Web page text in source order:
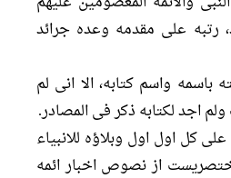
رتبه علی مقدمه وعده جرائد
واسم کتابه، الا انی لم
اجد لکتابه ذکر فی المصادر.
کل اول اول وبلاؤه للانبیاء
از نصوص اخبار ائمه